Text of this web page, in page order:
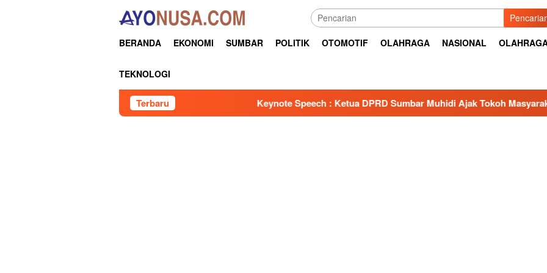
BERANDA EKONOMI SUMBAR POLITIK OTOMOTIF OLAHRAGA NASIONAL
TEKNOLOGI
TerbaruKeynote Speech : Ketua DPRD Sumbar Muhidi Ajak Tokoh Masyarakat Bangun Budaya